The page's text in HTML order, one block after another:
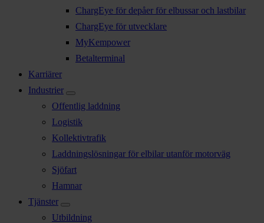
ChargEye för depåer för elbussar och lastbilar
ChargEye för utvecklare
MyKempower
Betalterminal
Karriärer
Industrier
Offentlig laddning
Logistik
Kollektivtrafik
Laddningslösningar för elbilar utanför motorväg
Sjöfart
Hamnar
Tjänster
Utbildning